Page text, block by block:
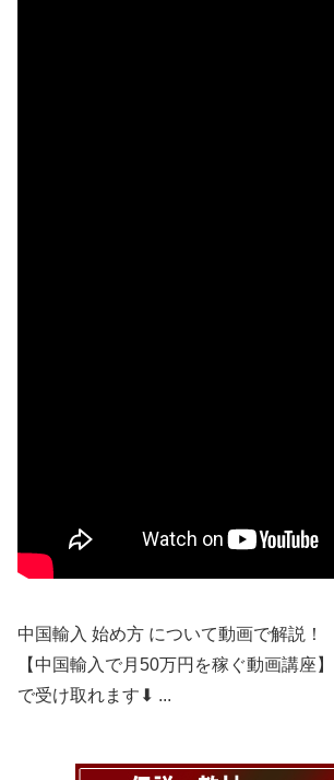
中国輸入 始め方 について動画で解説！
【中国輸入で月50万円を稼ぐ動画講座
で受け取れます⬇︎ ...